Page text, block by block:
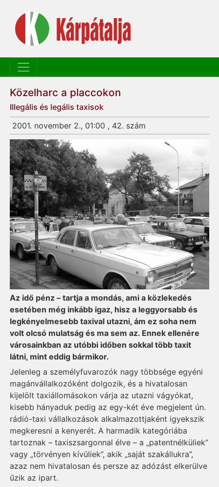
Közelharc a placcokon
Illegális és legális taxisok
2001. november 2., 01:00 , 42. szám
Az idő pénz – tartja a mondás, ami a közlekedés
esetében még inkább igaz, hisz a leggyorsabb és
legkényelmesebb taxival utazni, ám ez soha nem
volt olcsó mulatság és ma sem az. Ennek ellenére
városainkban az utóbbi időben sokkal több taxit
látni, mint eddig bármikor.
Jelenleg a személyfuvarozók nagy többsége egyéni
magánvállalkozóként dolgozik, és a hivatalosan
kijelölt taxiállomásokon várja az utazni vágyókat,
kisebb hányaduk pedig az egy-két éve megjelent ún.
rádió-taxi vállalkozások alkalmazottjaként igyekszik
megkeresni a kenyerét. A harmadik kategóriába
tartoznak – taxiszsargonnal élve – a „patentnélküliek”
vagy „törvényen kívüliek”, akik „saját szakállukra”,
azaz nem hivatalosan és persze az adózást elkerülve
űzik az ipart.